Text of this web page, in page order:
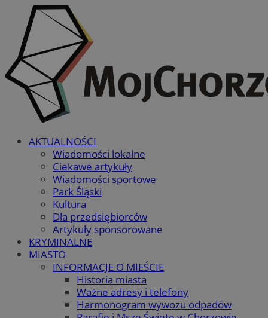
AKTUALNOŚCI
Wiadomości lokalne
Ciekawe artykuły
Wiadomości sportowe
Park Śląski
Kultura
Dla przedsiębiorców
Artykuły sponsorowane
KRYMINALNE
MIASTO
INFORMACJE O MIEŚCIE
Historia miasta
Ważne adresy i telefony
Harmonogram wywozu odpadów